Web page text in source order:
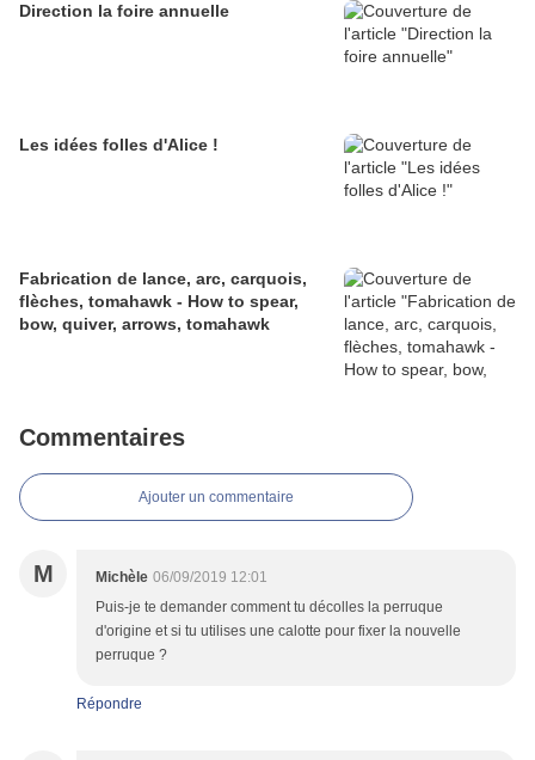
Direction la foire annuelle
Les idées folles d'Alice !
Fabrication de lance, arc, carquois,
flèches, tomahawk - How to spear,
bow, quiver, arrows, tomahawk
Commentaires
Ajouter un commentaire
M Michèle 06/09/2019 12:01
Puis-je te demander comment tu décolles la perruque
d'origine et si tu utilises une calotte pour fixer la nouvelle
perruque ?
Répondre